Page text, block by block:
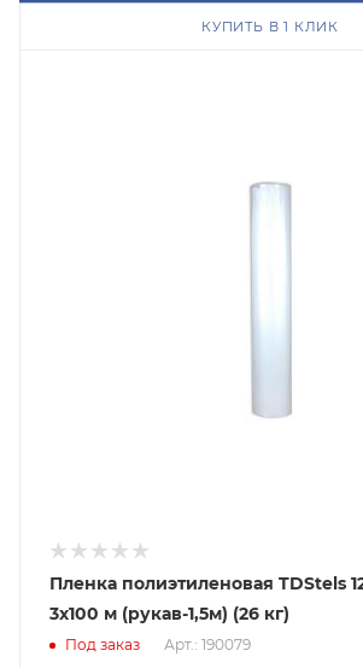
КУПИТЬ В 1 КЛИК
Пленка полиэтиленовая TDStels
3x100 м (рукав-1,5м) (26 кг)
Под заказ Арт.: 190079